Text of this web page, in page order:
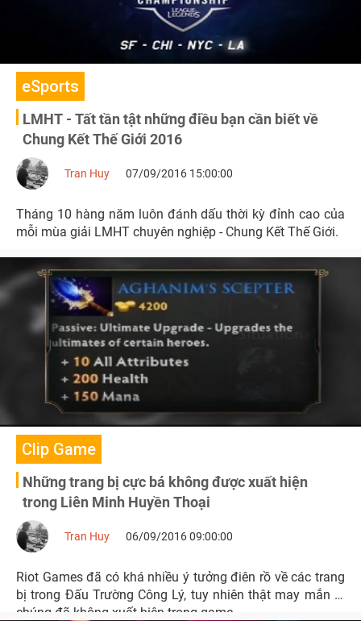
eSports
LMHT - Tất tần tật những điều bạn cần biết về
Chung Kết Thế Giới 2016
Tran Huy 07/09/2016 15:00:00
Tháng 10 hàng năm luôn đánh dấu thời kỳ đỉnh cao của
mỗi mùa giải LMHT chuyên nghiệp - Chung Kết Thế Giới.
Clip Game
Những trang bị cực bá không được xuất hiện
trong Liên Minh Huyền Thoại
Tran Huy 06/09/2016 09:00:00
Riot Games đã có khá nhiều ý tưởng điên rồ về các trang
bị trong Đấu Trường Công Lý, tuy nhiên thật may mắn là
chúng đã không xuất hiện trong game.